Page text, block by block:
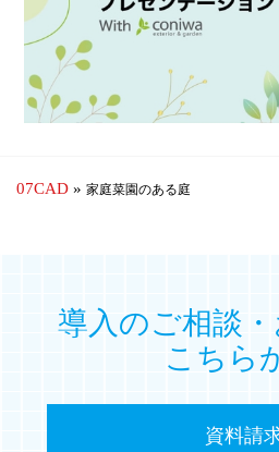
07CAD » 家庭菜園のある庭
導入のご相談
こちら
資料請